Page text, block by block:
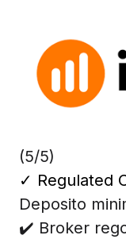
(5/5)
✓ Regulated
Deposito
✔️ Broker